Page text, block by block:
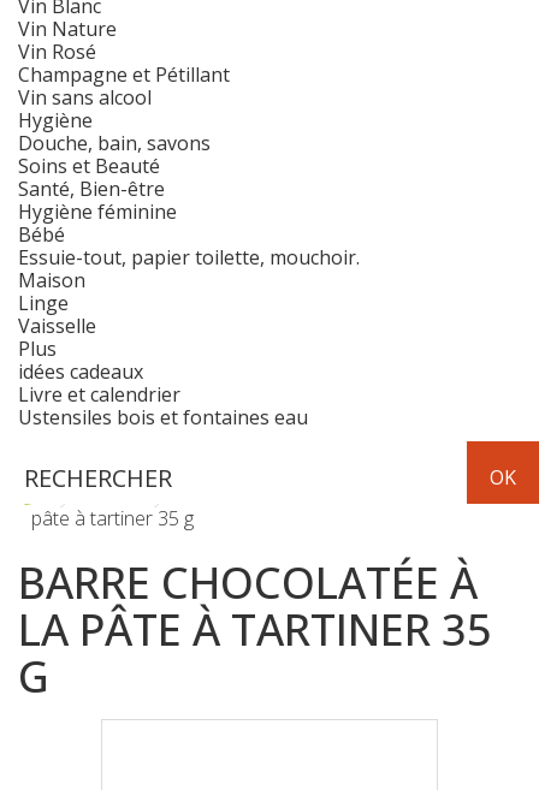
Vin Blanc
Vin Nature
Vin Rosé
Champagne et Pétillant
Vin sans alcool
Hygiène
Douche, bain, savons
Soins et Beauté
Santé, Bien-être
Hygiène féminine
Bébé
Essuie-tout, papier toilette, mouchoir.
Maison
Linge
Vaisselle
Plus
idées cadeaux
Livre et calendrier
Ustensiles bois et fontaines eau
Epicerie
pâte à tartiner 35 g
BARRE CHOCOLATÉE À
LA PÂTE À TARTINER 35
G